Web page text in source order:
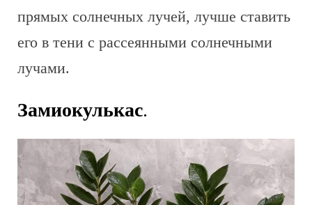
прямых солнечных лучей, лучше ставить
его в тени с рассеянными солнечными
лучами.
Замиокулькас.